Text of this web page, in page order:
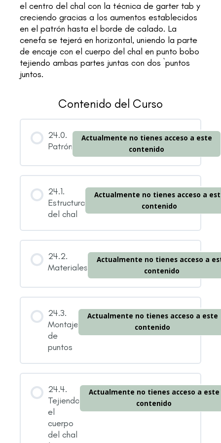
el centro del chal con la técnica de garter tab y
creciendo gracias a los aumentos establecidos
en el patrón hasta el borde de calado. La
cenefa se tejerá en horizontal, uniendo la parte
de encaje con el cuerpo del chal en punto bobo
tejiendo ambas partes juntas con dos `puntos
juntos.
Contenido del Curso
24.0.
Patrón
Actualmente no tienes acceso a este
contenido
24.1.
Estructura
del chal
Actualmente no tienes acceso a
contenido
24.2.
Materiales
Actualmente no tienes acceso a
contenido
24.3.
Montaje
de
puntos
Actualmente no tienes acceso a este
contenido
24.4.
Tejiendo
el
cuerpo
del chal
Actualmente no tienes acceso a este
contenido